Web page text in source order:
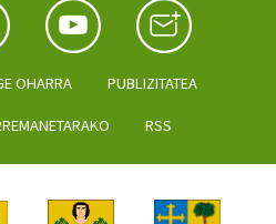
OHARRA PUBLIZITATEA
RSS